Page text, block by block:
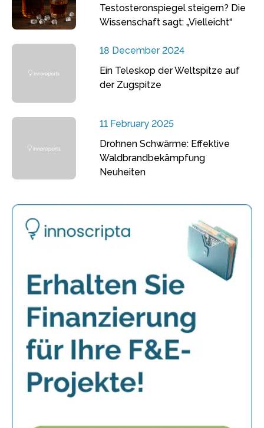
Testosteronspiegel steigern? Die
Wissenschaft sagt: „Vielleicht“
18 December 2024
Ein Teleskop der Weltspitze auf
der Zugspitze
11 February 2025
Drohnen Schwärme: Effektive
Waldbrandbekämpfung
Neuheiten